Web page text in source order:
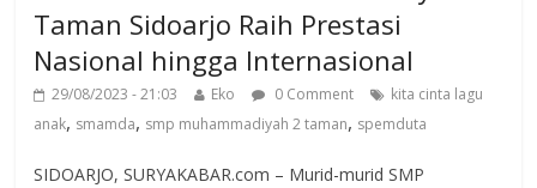
Taman Sidoarjo Raih Prestasi
Nasional hingga Internasional
29/08/2023 - 21:03 Eko 0 Comment
kita cinta lagu
anak, smamda, smp muhammadiyah 2 taman, spemduta
SIDOARJO, SURYAKABAR.com – Murid-murid SMP